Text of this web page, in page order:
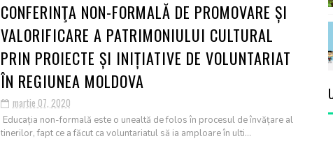
CONFERINŢA NON-FORMALĂ DE PROMOVARE ȘI
VALORIFICARE A PATRIMONIULUI CULTURAL
PRIN PROIECTE ȘI INIȚIATIVE DE VOLUNTARIAT
ÎN REGIUNEA MOLDOVA
martie 07, 2020
Educația non-formală este o unealtă de folos în procesul de învățare al
tinerilor, fapt ce a făcut ca voluntariatul să ia amploare în ulti...